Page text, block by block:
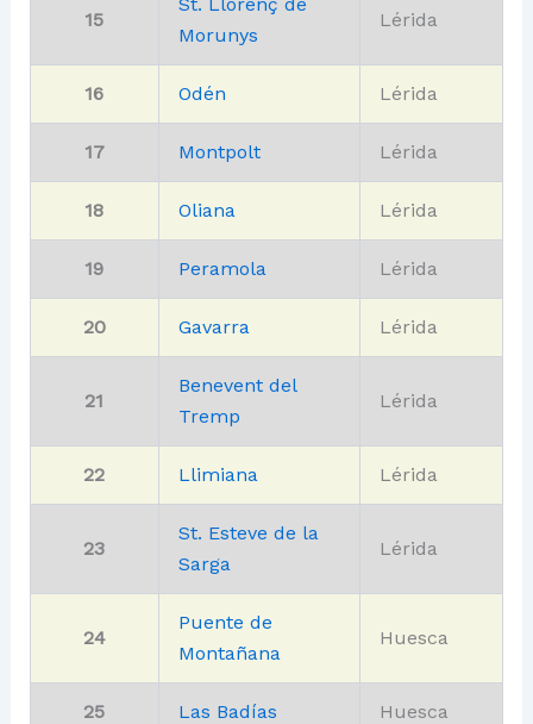
15
Morunys
Lérida
16 Odén Lérida
17 Montpolt Lérida
18 Oliana Lérida
19 Peramola Lérida
20 Gavarra Lérida
21
Benevent del
Tremp
Lérida
22 Llimiana Lérida
23
St. Esteve de la
Sarga
Lérida
24
Puente de
Montañana
Huesca
25 Las Badías Huesca